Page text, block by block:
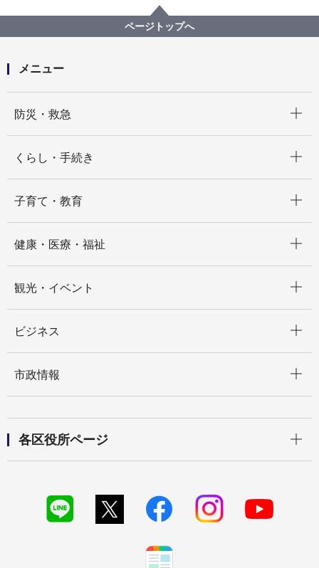
鎖国から開国への日々 嘉永７年、横浜村のできごと
鎖国から開国への日々 嘉永７年、横浜村のできごと
ページトップへ
メニュー
防災・救急
くらし・手続き
子育て・教育
健康・医療・福祉
観光・イベント
ビジネス
市政情報
各区役所ページ